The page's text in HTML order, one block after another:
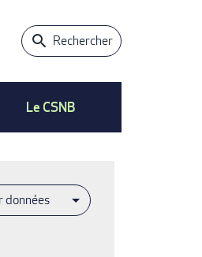
Rechercher
Le CSNB
données